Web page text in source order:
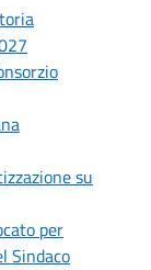
su
per
Sindaco